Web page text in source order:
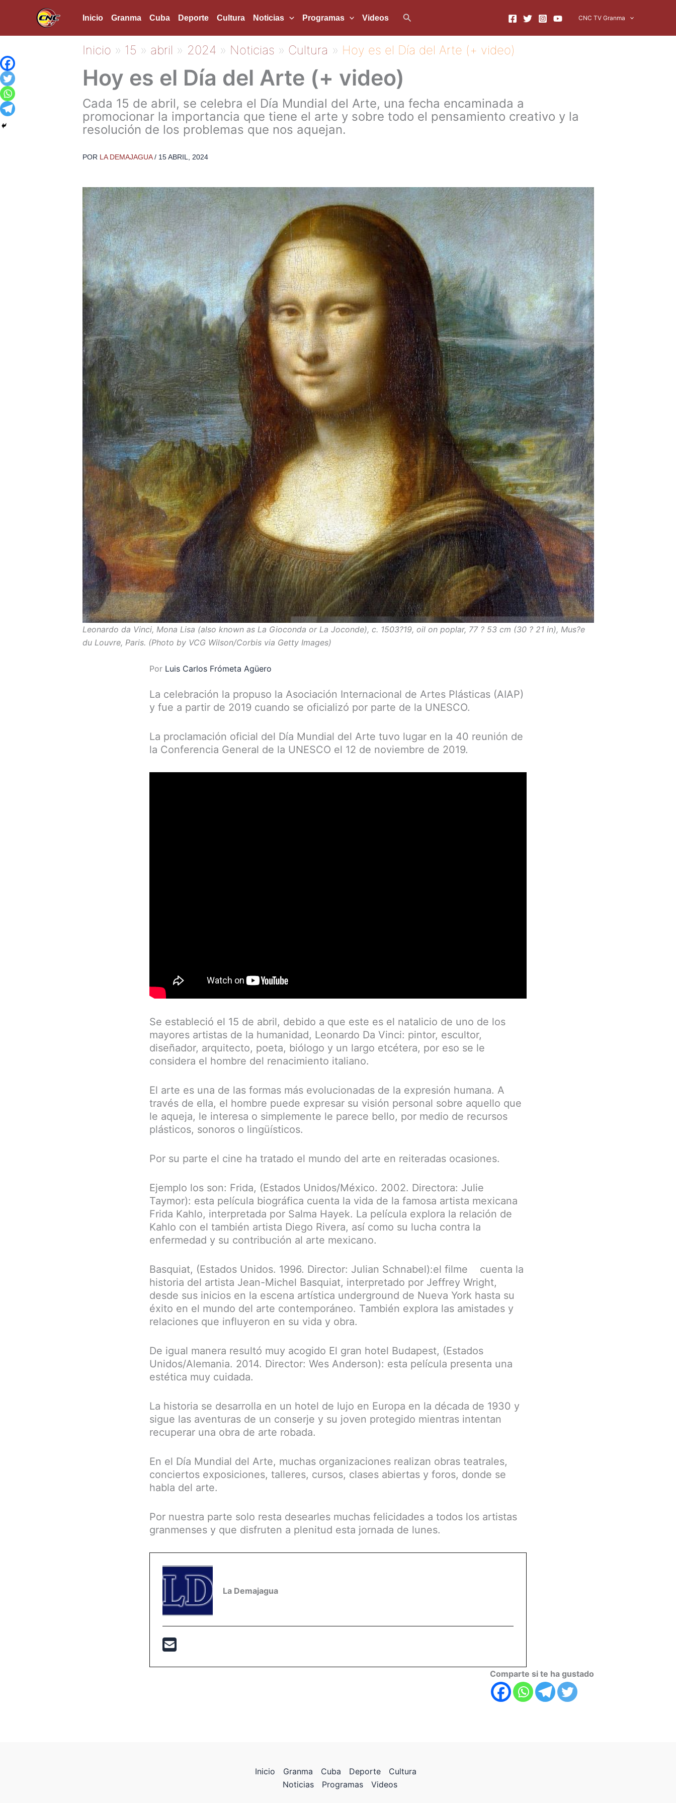
Inicio Granma Cuba Deporte Cultura Noticias Programas Videos Buscar CNC TV Granma
Inicio 15 abril 2024 Noticias Cultura Hoy es el Día del Arte (+ video)
Hoy es el Día del Arte (+ video)
Cada 15 de abril, se celebra el Día Mundial del Arte, una fecha encaminada a
promocionar la importancia que tiene el arte y sobre todo el pensamiento creativo y la
resolución de los problemas que nos aquejan.
POR LA DEMAJAGUA/ 15 ABRIL, 2024
Leonardo da Vinci, Mona Lisa (also known as La Gioconda or La Joconde), c. 1503?19, oil on poplar, 77 ? 53 cm (30 ? 21 in), Mus?e
du Louvre, Paris. (Photo by VCG Wilson/Corbis via Getty Images)
Por Luis Carlos Frómeta Agüero
La celebración la propuso la Asociación Internacional de Artes Plásticas (AIAP)
y fue a partir de 2019 cuando se oficializó por parte de la UNESCO.
La proclamación oficial del Día Mundial del Arte tuvo lugar en la 40 reunión de
la Conferencia General de la UNESCO el 12 de noviembre de 2019.
Se estableció el 15 de abril, debido a que este es el natalicio de uno de los
mayores artistas de la humanidad, Leonardo Da Vinci: pintor, escultor,
diseñador, arquitecto, poeta, biólogo y un largo etcétera, por eso se le
considera el hombre del renacimiento italiano.
El arte es una de las formas más evolucionadas de la expresión humana. A
través de ella, el hombre puede expresar su visión personal sobre aquello que
le aqueja, le interesa o simplemente le parece bello, por medio de recursos
plásticos, sonoros o lingüísticos.
Por su parte el cine ha tratado el mundo del arte en reiteradas ocasiones.
Ejemplo los son: Frida, (Estados Unidos/México. 2002. Directora: Julie
Taymor): esta película biográfica cuenta la vida de la famosa artista mexicana
Frida Kahlo, interpretada por Salma Hayek. La película explora la relación de
Kahlo con el también artista Diego Rivera, así como su lucha contra la
enfermedad y su contribución al arte mexicano.
Basquiat, (Estados Unidos. 1996. Director: Julian Schnabel):el filme cuenta la
historia del artista Jean-Michel Basquiat, interpretado por Jeffrey Wright,
desde sus inicios en la escena artística underground de Nueva York hasta su
éxito en el mundo del arte contemporáneo. También explora las amistades y
relaciones que influyeron en su vida y obra.
De igual manera resultó muy acogido El gran hotel Budapest, (Estados
Unidos/Alemania. 2014. Director: Wes Anderson): esta película presenta una
estética muy cuidada.
La historia se desarrolla en un hotel de lujo en Europa en la década de 1930 y
sigue las aventuras de un conserje y su joven protegido mientras intentan
recuperar una obra de arte robada.
En el Día Mundial del Arte, muchas organizaciones realizan obras teatrales,
conciertos exposiciones, talleres, cursos, clases abiertas y foros, donde se
habla del arte.
Por nuestra parte solo resta desearles muchas felicidades a todos los artistas
granmenses y que disfruten a plenitud esta jornada de lunes.
La Demajagua
Comparte si te ha gustado
Inicio Granma Cuba Deporte
Cultura
Noticias
Programas Videos